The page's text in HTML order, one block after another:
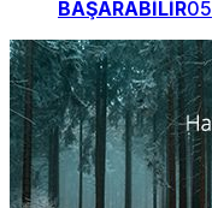
BAŞARABİLİR05